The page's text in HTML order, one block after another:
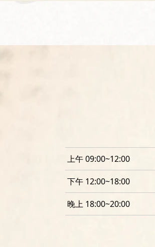
上午 09:00~12:00
下午 12:00~18:00
晚上 18:00~20:00